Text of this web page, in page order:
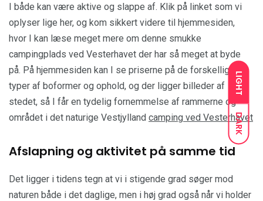
LIGHT
DARK
I både kan være aktive og slappe af. Klik på linket som vi
oplyser lige her, og kom sikkert videre til hjemmesiden,
hvor I kan læse meget mere om denne smukke
campingplads ved Vesterhavet der har så meget at byde
på. På hjemmesiden kan I se priserne på de forskellige
typer af boformer og ophold, og der ligger billeder af
stedet, så I får en tydelig fornemmelse af rammerne og
området i det naturige Vestjylland camping ved Vesterhavet
Afslapning og aktivitet på samme tid
Det ligger i tidens tegn at vi i stigende grad søger mod
naturen både i det daglige, men i høj grad også når vi holder